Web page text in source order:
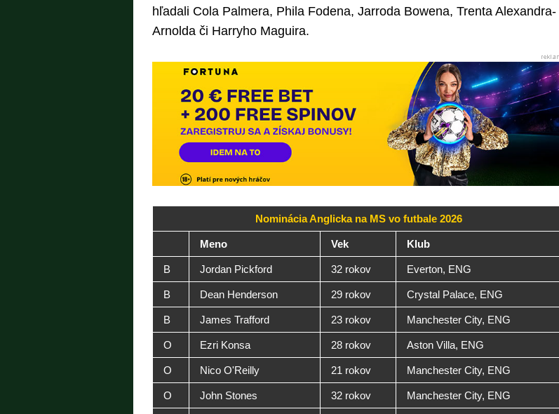
hľadali Cola Palmera, Phila Fodena, Jarroda Bowena, Trenta Alexandra-
Arnolda či Harryho Maguira.
Nominácia Anglicka na MS vo futbale 2026
Meno Vek Klub
B Jordan Pickford 32 rokov Everton, ENG
B Dean Henderson 29 rokov Crystal Palace, ENG
B James Trafford 23 rokov Manchester City, ENG
O Ezri Konsa 28 rokov Aston Villa, ENG
O Nico O'Reilly 21 rokov Manchester City, ENG
O John Stones 32 rokov Manchester City, ENG